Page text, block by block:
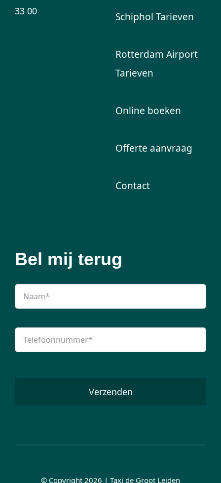
33 00
Schiphol Tarieven
Rotterdam Airport
Tarieven
Online boeken
Offerte aanvraag
Contact
Bel mij terug
Verzenden
© Copyright 2026 | Taxi de Groot Leiden